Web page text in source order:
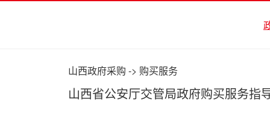
山西政府采购 -> 购买服务
山西省公安厅交管局政府购买服务指